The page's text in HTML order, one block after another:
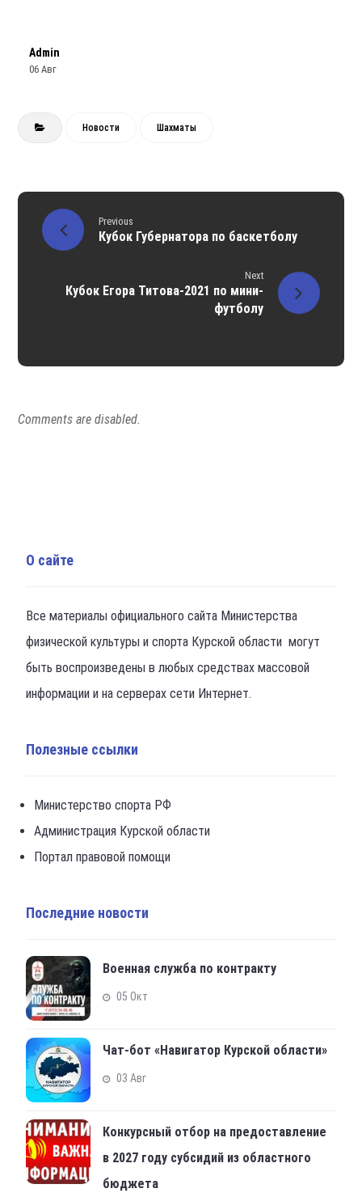
Admin
06 Авг
Новости Шахматы
Previous
Кубок Губернатора по баскетболу
Next
Кубок Егора Титова-2021 по мини-
футболу
Comments are disabled.
О сайте
Все материалы официального сайта Министерства
физической культуры и спорта Курской области могут
быть воспроизведены в любых средствах массовой
информации и на серверах сети Интернет.
Полезные ссылки
Министерство спорта РФ
Администрация Курской области
Портал правовой помощи
Последние новости
Военная служба по контракту
05 Окт
Чат-бот «Навигатор Курской области»
03 Авг
Конкурсный отбор на предоставление
в 2027 году субсидий из областного
бюджета